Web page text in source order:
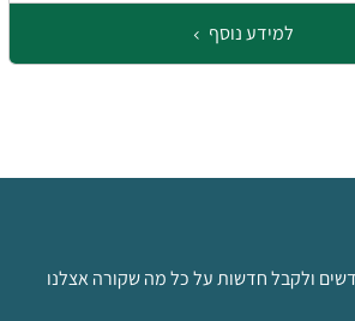
למידע נוסף
ולקבל חדשות על כל מה שקורה אצלנו